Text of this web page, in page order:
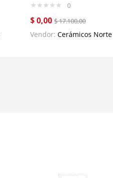
0
$0,00 $17.100,00
Vendor:Cerámicos Norte